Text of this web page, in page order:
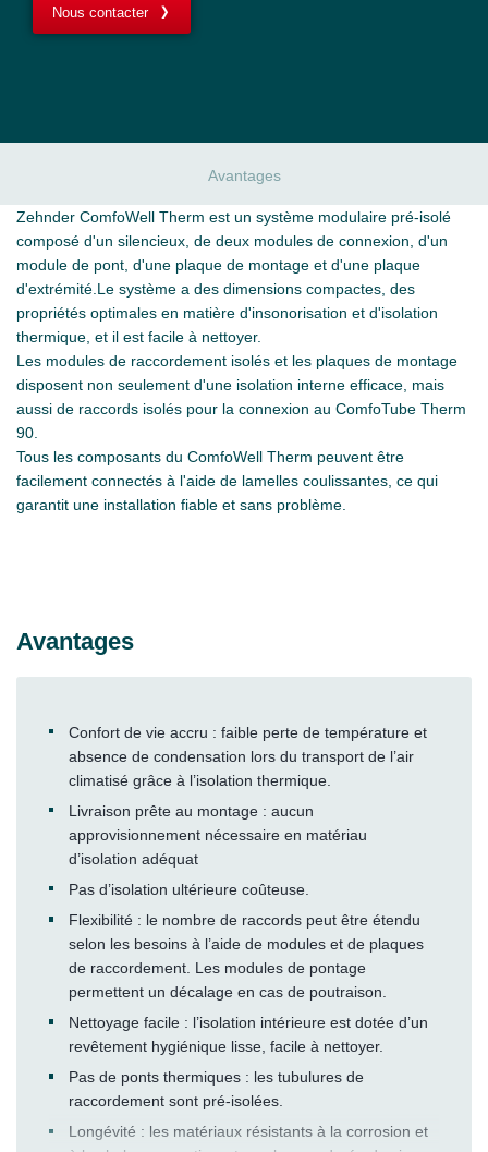
Nous contacter
Avantages
Zehnder ComfoWell Therm est un système modulaire pré-isolé
composé d'un silencieux, de deux modules de connexion, d'un
module de pont, d'une plaque de montage et d'une plaque
d'extrémité.Le système a des dimensions compactes, des
propriétés optimales en matière d'insonorisation et d'isolation
thermique, et il est facile à nettoyer.
Les modules de raccordement isolés et les plaques de montage
disposent non seulement d'une isolation interne efficace, mais
aussi de raccords isolés pour la connexion au ComfoTube Therm
90.
Tous les composants du ComfoWell Therm peuvent être
facilement connectés à l'aide de lamelles coulissantes, ce qui
garantit une installation fiable et sans problème.
Avantages
Confort de vie accru : faible perte de température et
absence de condensation lors du transport de l’air
climatisé grâce à l’isolation thermique.
Livraison prête au montage : aucun
approvisionnement nécessaire en matériau
d’isolation adéquat
Pas d’isolation ultérieure coûteuse.
Flexibilité : le nombre de raccords peut être étendu
selon les besoins à l’aide de modules et de plaques
de raccordement. Les modules de pontage
permettent un décalage en cas de poutraison.
Nettoyage facile : l’isolation intérieure est dotée d’un
revêtement hygiénique lisse, facile à nettoyer.
Pas de ponts thermiques : les tubulures de
raccordement sont pré-isolées.
Longévité : les matériaux résistants à la corrosion et